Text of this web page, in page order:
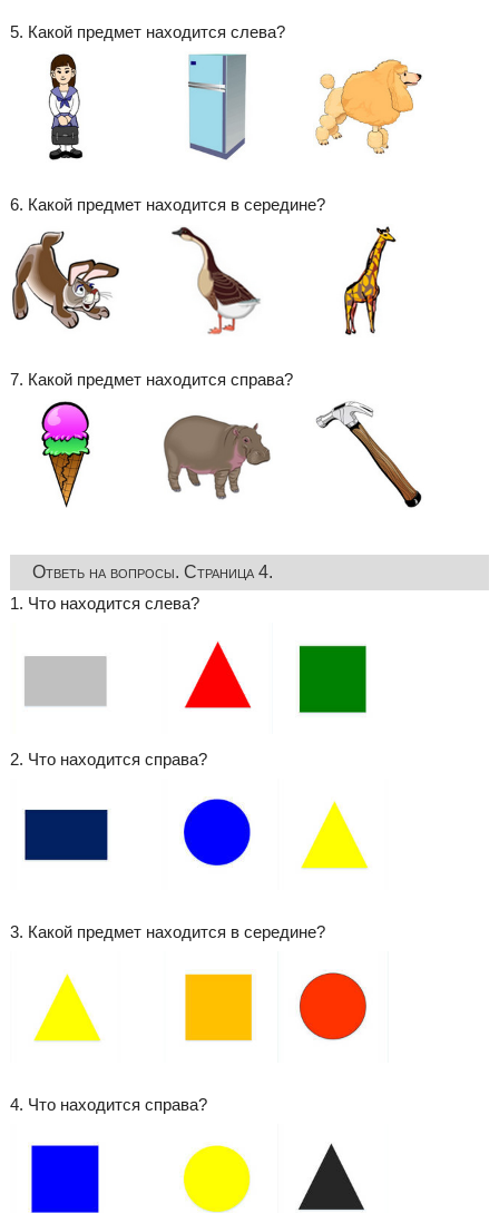
5. Какой предмет находится слева?
6. Какой предмет находится в середине?
7. Какой предмет находится справа?
Ответь на вопросы. Страница 4.
1. Что находится слева?
2. Что находится справа?
3. Какой предмет находится в середине?
4. Что находится справа?